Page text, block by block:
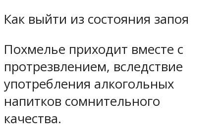
Как выйти из состояния запоя
Похмелье приходит вместе с
протрезвлением, вследствие
употребления алкогольных
напитков сомнительного
качества.